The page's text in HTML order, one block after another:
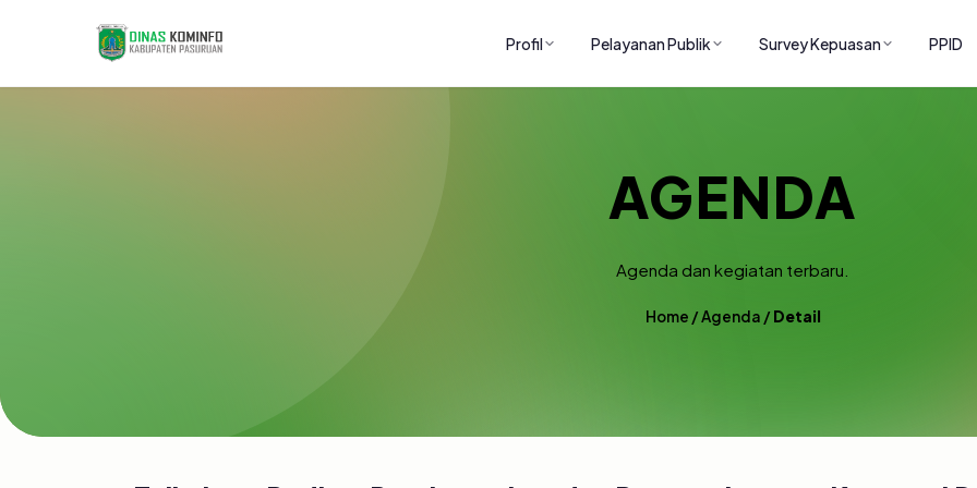
Profil Pelayanan Publik Survey Kepuasan PPID
AGENDA
Agenda dan kegiatan terbaru.
Home /Agenda /Detail